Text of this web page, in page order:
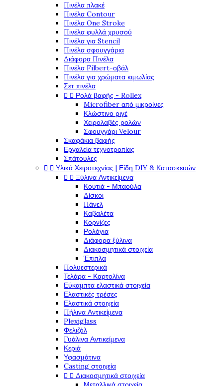
Πινέλα πλακέ
Πινέλα Contour
Πινέλα One Stroke
Πινέλα φυλλά χρυσού
Πινέλα για Stencil
Πινέλα σφουγγάρια
Διάφορα Πινέλα
Πινέλα Filbert-οβάλ
Πινέλα για χρώματα κιμωλίας
Σετ πινέλα
  Ρολά βαφής - Rollex
Microfiber από μικροίνες
Κλώστινο ριγέ
Χειρολαβές ρολών
Σφουγγάρι Velour
Σκαφάκια βαφής
Εργαλεία τεχνοτροπίας
Σπάτουλες
  Υλικά Χειροτεχνίας | Είδη DIY & Κατασκευών
  Ξύλινα Αντικείμενα
Κουτιά - Μπαούλα
Δίσκοι
Πάνελ
Καβαλέτα
Κορνίζες
Ρολόγια
Διάφορα ξύλινα
Διακοσμητικά στοιχεία
Έπιπλα
Πολυεστερικά
Τελάρα - Καρτολίνα
Εύκαμπτα ελαστικά στοιχεία
Ελαστικές τρέσες
Ελαστικά στοιχεία
Πήλινα Αντικείμενα
Plexiglass
Φελιζόλ
Γυάλινα Αντικείμενα
Κεριά
Υφασμάτινα
Casting στοιχεία
  Διακοσμητικά στοιχεία